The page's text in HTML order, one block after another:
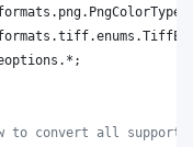
. png. PngColorType
.tiff.enums .
.*;
to convert all